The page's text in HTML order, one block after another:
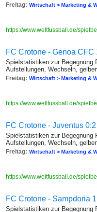
Freitag: Wirtschaft > Marketing &
https://www.weltfussball.de/
FC Crotone - Genoa CFC
Spielstatistiken zur Begegnung
Aufstellungen, Wechseln,
Freitag: Wirtschaft > Marketing &
https://www.weltfussball.de/
FC Crotone - Juventus
Spielstatistiken zur Begegnung
Aufstellungen, Wechseln,
Freitag: Wirtschaft > Marketing &
https://www.weltfussball.de/
FC Crotone - Sampdoria
Spielstatistiken zur Begegnung